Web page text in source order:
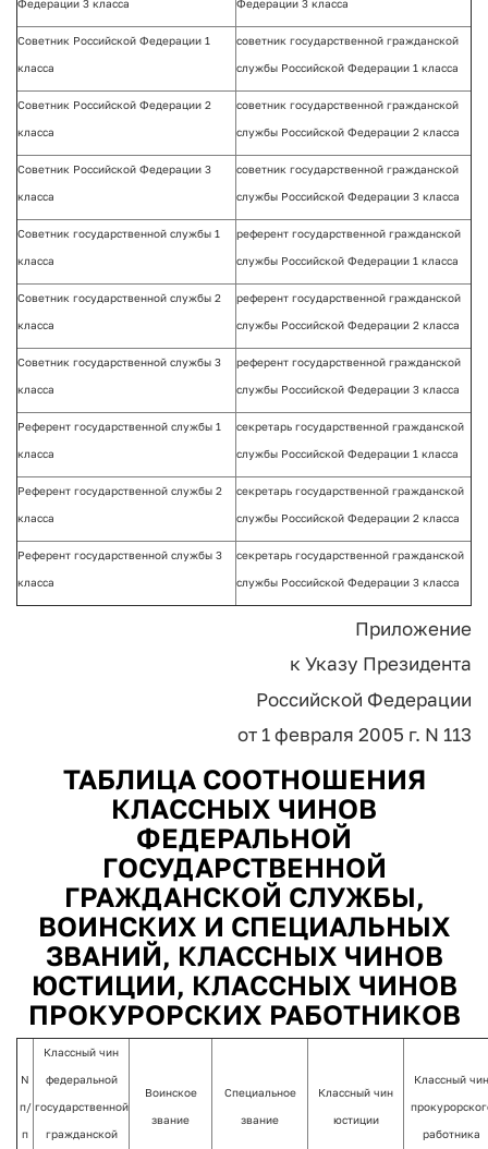
Федерации 3 класса Федерации 3 класса
Советник Российской Федерации 1
класса
советник государственной гражданской
службы Российской Федерации 1 класса
Советник Российской Федерации 2
класса
советник государственной гражданской
службы Российской Федерации 2 класса
Советник Российской Федерации 3
класса
советник государственной гражданской
службы Российской Федерации 3 класса
Советник государственной службы 1
класса
референт государственной гражданской
службы Российской Федерации 1 класса
Советник государственной службы 2
класса
референт государственной гражданской
службы Российской Федерации 2 класса
Советник государственной службы 3
класса
референт государственной гражданской
службы Российской Федерации 3 класса
Референт государственной службы 1
класса
секретарь государственной гражданской
службы Российской Федерации 1 класса
Референт государственной службы 2
класса
секретарь государственной гражданской
службы Российской Федерации 2 класса
Референт государственной службы 3
класса
секретарь государственной гражданской
службы Российской Федерации 3 класса
Приложение
к Указу Президента
Российской Федерации
от 1 февраля 2005 г. N 113
ТАБЛИЦА СООТНОШЕНИЯ
КЛАССНЫХ ЧИНОВ
ФЕДЕРАЛЬНОЙ
ГОСУДАРСТВЕННОЙ
ГРАЖДАНСКОЙ СЛУЖБЫ,
ВОИНСКИХ И СПЕЦИАЛЬНЫХ
ЗВАНИЙ, КЛАССНЫХ ЧИНОВ
ЮСТИЦИИ, КЛАССНЫХ ЧИНОВ
ПРОКУРОРСКИХ РАБОТНИКОВ
N
п/
п
Классный чин
федеральной
государственной
гражданской
Воинское
звание
Специальное
звание
Классный чин
юстиции
Классный чин
работника